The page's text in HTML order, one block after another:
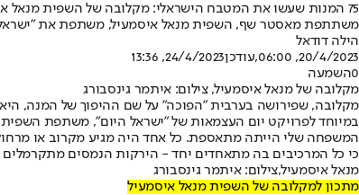
75 המנות שעשו את המטבח הישראלי: מקלובה של השפית מנאל איסמעיל
משתתפת מאסטר שף, השפית מנאל איסמעיל, משתפת את "ישראל
הילה דודאל
20/4/2023, 06:00
,עודכן24/4/2023, 13:36
0השמעה
מקלובה של מנאל איסמעיל, צילום: איתמר גינסבורג
מקלובה, שפירושה בערבית "הפוכה" על שם ההיפוך של המנה, היא
במיוחד לפרויקט יום העצמאות של "ישראל היום", משתפת
המשפחה שלי הייתה מתאספת. כל אחד היה מגיע מקרוב או מרחוק
כי כל המרכיבים בה מתאחדים יחד - הירקות הנמסים מתקרמלים
מנאל איסמעיל,צילום: איתמר גינסבורג
מתכון למקלובה של השפית מנאל איסמעיל